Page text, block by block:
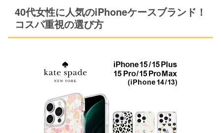
40代女性に人気のiPhoneケースブランド！
コスパ重視の選び方